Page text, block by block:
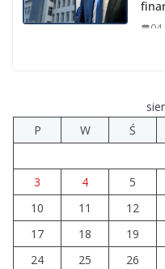
Wiata Wielkopolska.
14
P
W Ś
3
4 5
10
11 12
17
18 19
24
25 26